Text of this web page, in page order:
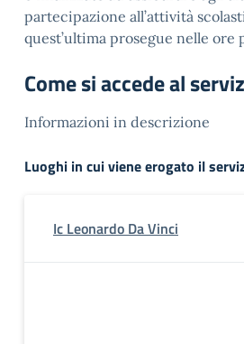
partecipazione all’attività
quest’ultima prosegue nelle ore
Come si accede al
Informazioni in descrizione
Luoghi in cui viene erogato il
Ic Leonardo Da Vinci